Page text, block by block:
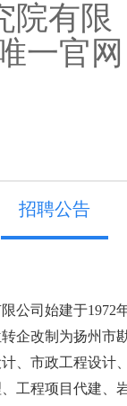
院有限
一官网
招聘公告
公司始建于1972
企改制为扬州市
、市政工程设计
工程项目代建、